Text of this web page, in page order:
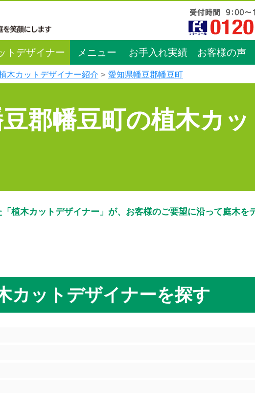
トデザイナー メニュー お手入れ実績 お客様の声
木カットデザイナー紹介 愛知県幡豆郡幡豆町
郡幡豆町の植木カ
植木カットデザイナー」が、お客様のご要望に沿って庭木を
カットデザイナーを探す